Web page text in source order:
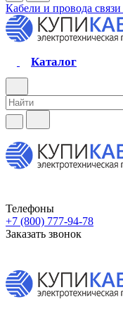
Кабели и провода связи
Каталог
Телефоны
+7 (800) 777-94-78
Заказать звонок